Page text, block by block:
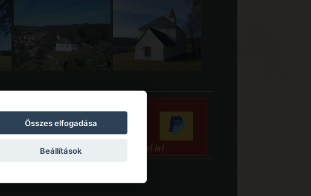
Összes elfogadása
Beállítások